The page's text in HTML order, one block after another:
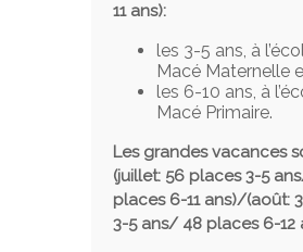
11 ans):
les 3-5 ans, à
Macé Maternelle
les 6-10 ans, à
Macé Primaire.
Les grandes vacances
(juillet: 56 places 3-5
places 6-11 ans)/(août:
3-5 ans/ 48 places 6-12